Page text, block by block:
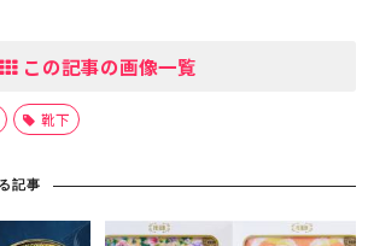
この記事の画像一覧
靴下
記事